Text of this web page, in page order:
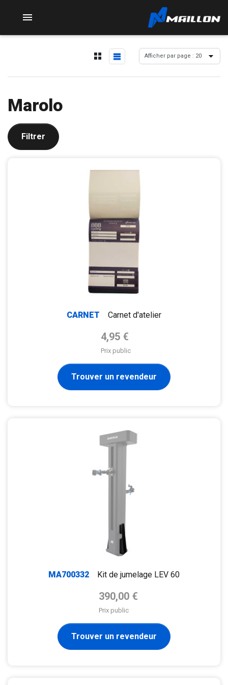

Marolo
Filtrer
CARNET
Carnet d'atelier
Prix de base
4,95 €
Prix public
Trouver un revendeur
MA700332
Kit de jumelage LEV 60
Prix de base
390,00 €
Prix public
Trouver un revendeur